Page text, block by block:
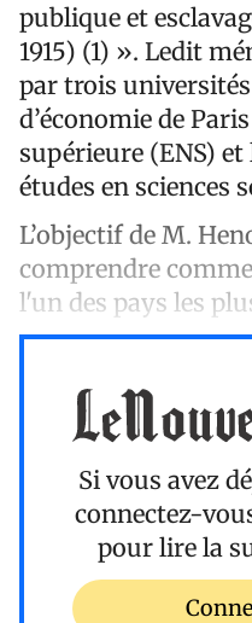
publique et
1915) (1) ». Ledit
par trois universités
d’économie de
supérieure (ENS) et
études en sciences
L’objectif de M.
comprendre
l'un des pays les
Si vous avez
connectez-
pour lire la